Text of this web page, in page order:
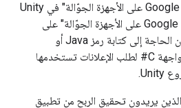
تتيح "الإضافة لخدمة إعلانات Google على الأجهزة الجوّالة" في Unity
لمطوّري Unity عرض "إعلانات Google على الأجهزة الجوّالة" على
تطبيقات Android وiOS بدون الحاجة إلى كتابة رمز Java أو
Objective-C. توفّر الإضافة واجهة C# لطلب الإعلانات تستخدمها
يريدون تحقيق الربح من تطبيق